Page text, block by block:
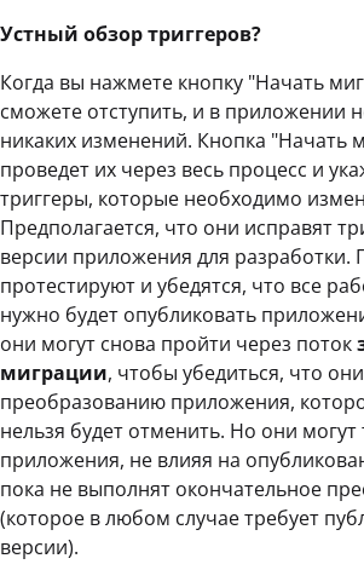
Устный обзор триггеров?
Когда вы нажмете кнопку "Начать
сможете отступить, и в приложении
никаких изменений. Кнопка "Начать
проведет их через весь процесс и
триггеры, которые необходимо
Предполагается, что они исправят
версии приложения для разработки.
протестируют и убедятся, что все
нужно будет опубликовать
они могут снова пройти через поток
миграции, чтобы убедиться, что
преобразованию приложения,
нельзя будет отменить. Но они могут
приложения, не влияя на
пока не выполнят окончательное
(которое в любом случае требует
версии).